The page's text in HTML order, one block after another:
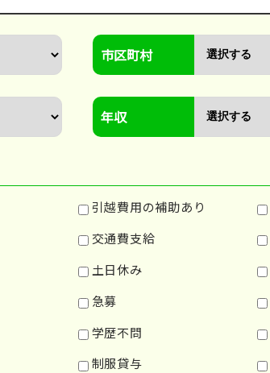
市区町村
年収
引越費用の補助あり
交通費支給
土日休み
急募
学歴不問
制服貸与